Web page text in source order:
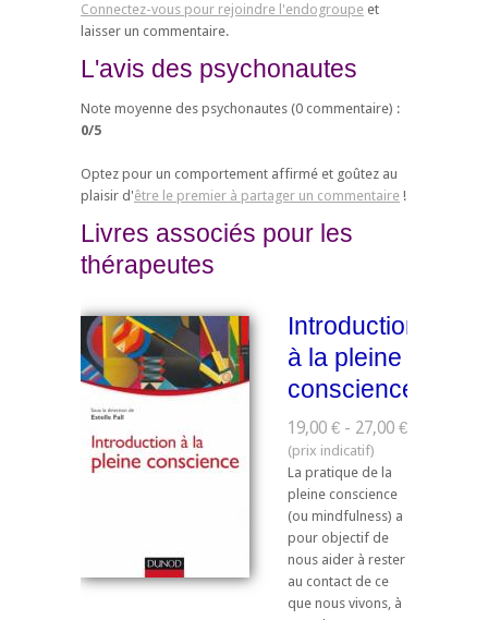
Connectez-vous pour rejoindre l'endogroupe et
laisser un commentaire.
L'avis des psychonautes
Note moyenne des psychonautes (0 commentaire) :
0/5
Optez pour un comportement affirmé et goûtez au
plaisir d'être le premier à partager un commentaire !
Livres associés pour les
thérapeutes
Introduction
à la pleine
conscience
19,00 € - 27,00 €
La pratique de la
pleine conscience
(ou mindfulness) a
pour objectif de
nous aider à rester
au contact de ce
que nous vivons, à